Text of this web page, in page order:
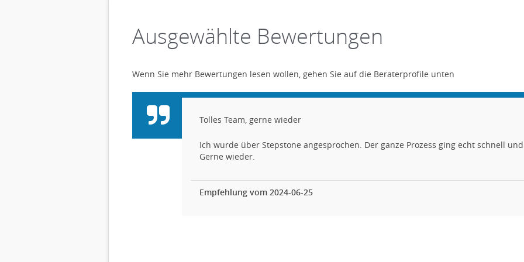
Ausgewählte Bewertungen
Wenn Sie mehr Bewertungen lesen wollen, gehen Sie auf die Beraterprofile unten
Tolles Team, gerne wieder
Ich wurde über Stepstone angesprochen. Der ganze Prozess ging echt schnell
Gerne wieder.
Empfehlung vom 2024-06-25